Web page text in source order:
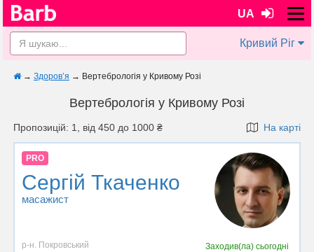
UA
Кривий Ріг
→ Здоров’я → Вертебрологія у Кривому Розі
Вертебрологія у Кривому Розі
Пропозицій: 1, від 450 до 1000 ₴ На карті
PRO
Сергій Ткаченко
масажист
р-н. Покровський Заходив(ла)сьогодні